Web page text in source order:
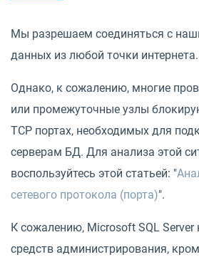
Мы разрешаем соединяться с
данных из любой точки интернета.
Однако, к сожалению, многие
или промежуточные узлы
TCP портах, необходимых для
серверам БД. Для анализа этой
воспользуйтесь этой статьей: "
сетевого протокола (порта)".
К сожалению, Microsoft SQL Server
средств администрирования,